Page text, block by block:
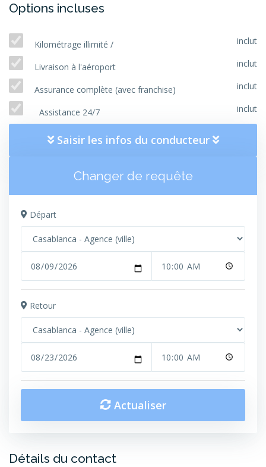
Options incluses
Kilométrage illimité / inclut
Livraison à l'aéroport inclut
Assurance complète (avec franchise) inclut
Assistance 24/7 inclut
Saisir les infos du conducteur
Changer de requête
Départ
Retour
Actualiser
Détails du contact